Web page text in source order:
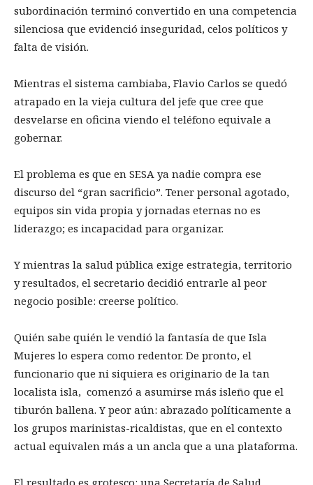
subordinación terminó convertido en una competencia
silenciosa que evidenció inseguridad, celos políticos y
falta de visión.
Mientras el sistema cambiaba, Flavio Carlos se quedó
atrapado en la vieja cultura del jefe que cree que
desvelarse en oficina viendo el teléfono equivale a
gobernar.
El problema es que en SESA ya nadie compra ese
discurso del “gran sacrificio”. Tener personal agotado,
equipos sin vida propia y jornadas eternas no es
liderazgo; es incapacidad para organizar.
Y mientras la salud pública exige estrategia, territorio
y resultados, el secretario decidió entrarle al peor
negocio posible: creerse político.
Quién sabe quién le vendió la fantasía de que Isla
Mujeres lo espera como redentor. De pronto, el
funcionario que ni siquiera es originario de la tan
localista isla, comenzó a asumirse más isleño que el
tiburón ballena. Y peor aún: abrazado políticamente a
los grupos marinistas-ricaldistas, que en el contexto
actual equivalen más a un ancla que a una plataforma.
El resultado es grotesco: una Secretaría de Salud